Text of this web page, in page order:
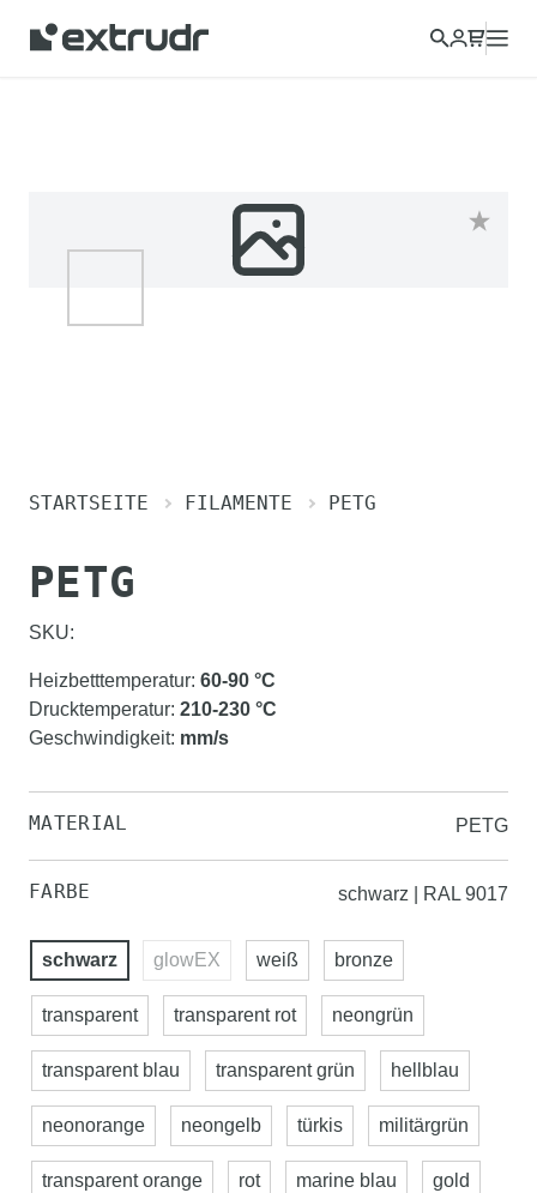
STARTSEITE FILAMENTE PETG
PETG
SKU:
Heizbetttemperatur: 60-90 °C
Drucktemperatur: 210-230 °C
Geschwindigkeit: mm/s
MATERIAL PETG
FARBE schwarz | RAL 9017
schwarz glowEX weiß bronze
transparent transparent rot neongrün
transparent blau transparent grün hellblau
neonorange neongelb türkis militärgrün
transparent orange rot marine blau gold